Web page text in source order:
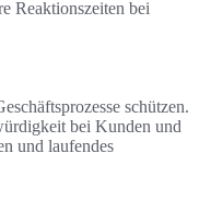
Reaktionszeiten bei
schützen.
bei Kunden und
und laufendes